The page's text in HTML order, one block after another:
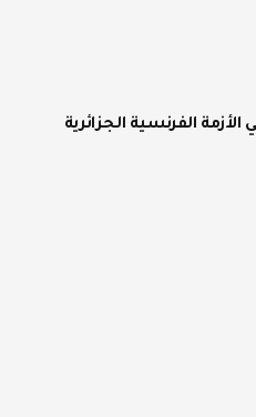
الفرنسية الجزائرية